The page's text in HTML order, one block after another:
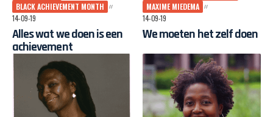
BLACK ACHIEVEMENT MONTH
14-09-19
Alles wat we doen is een
achievement
MAXIME MIEDEMA
14-09-19
We moeten het zelf doen